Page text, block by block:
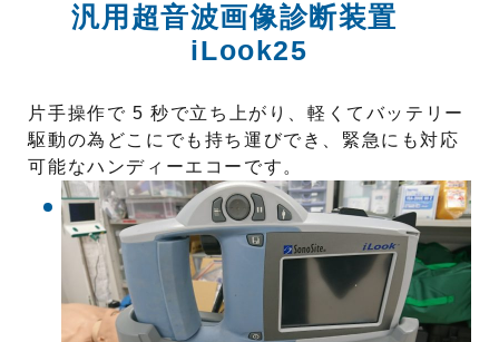
汎用超音波画像診断装置
iLook25
片手操作で 5 秒で立ち上がり、軽くてバッテリー
駆動の為どこにでも持ち運びでき、緊急にも対応
可能なハンディーエコーです。